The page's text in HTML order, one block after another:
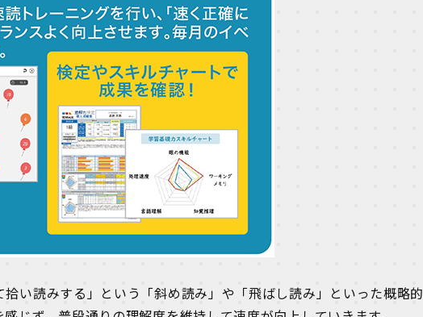
拾い読みする」という「斜め読み」や「飛ばし読み」といった概略的